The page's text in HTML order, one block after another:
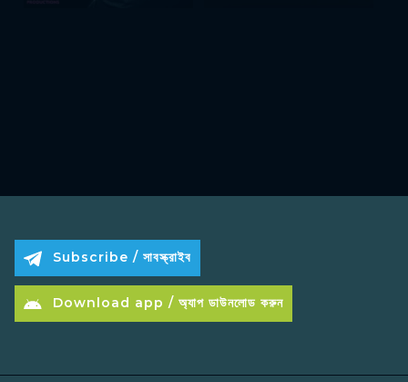
Subscribe / সাবস্ক্রাইব
Download app / অ্যাপ ডাউনলোড করুন